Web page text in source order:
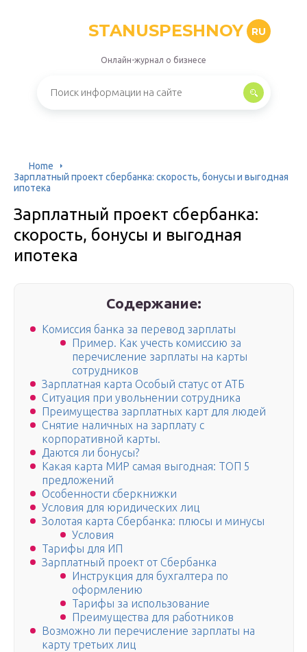
STANUSPESHNOY RU
Онлайн-журнал о бизнесе
Home
Зарплатный проект сбербанка: скорость, бонусы и выгодная
ипотека
Зарплатный проект сбербанка:
скорость, бонусы и выгодная
ипотека
Содержание:
Комиссия банка за перевод зарплаты
Пример. Как учесть комиссию за
перечисление зарплаты на карты
сотрудников
Зарплатная карта Особый статус от АТБ
Ситуация при увольнении сотрудника
Преимущества зарплатных карт для людей
Cнятие наличных на зарплату с
корпоративной карты.
Даются ли бонусы?
Какая карта МИР самая выгодная: ТОП 5
предложений
Особенности сберкнижки
Условия для юридических лиц
Золотая карта Сбербанка: плюсы и минусы
Условия
Тарифы для ИП
Зарплатный проект от Сбербанка
Инструкция для бухгалтера по
оформлению
Тарифы за использование
Преимущества для работников
Возможно ли перечисление зарплаты на
карту третьих лиц